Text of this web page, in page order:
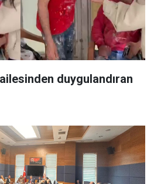
duygulandıran